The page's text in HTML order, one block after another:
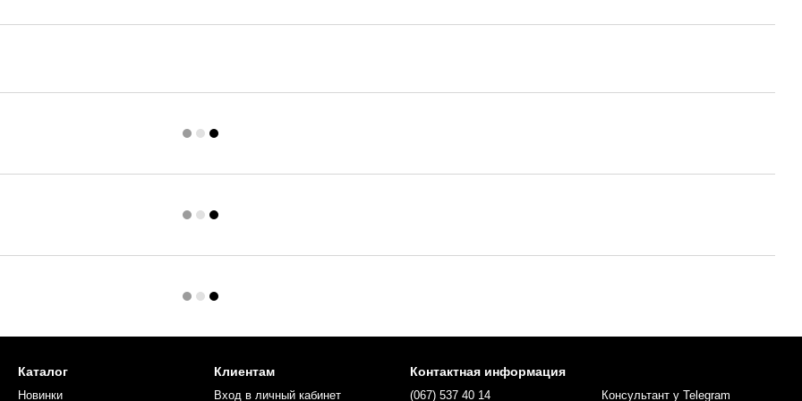
Каталог
Новинки
Клиентам
Вход в личный кабинет
Контактная информация
(067) 537 40 14 Консультант у Telegram